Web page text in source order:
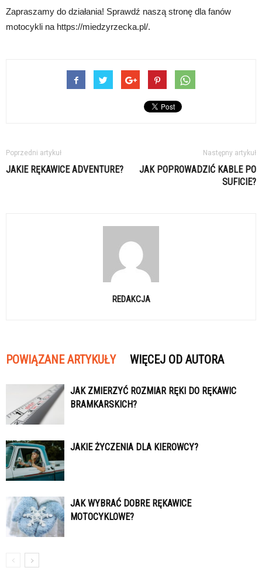
Zapraszamy do działania! Sprawdź naszą stronę dla fanów
motocykli na https://miedzyrzecka.pl/.
Poprzedni artykuł
JAKIE RĘKAWICE ADVENTURE?
Następny artykuł
JAK POPROWADZIĆ KABLE PO
SUFICIE?
REDAKCJA
POWIĄZANE ARTYKUŁY WIĘCEJ OD AUTORA
JAK ZMIERZYĆ ROZMIAR RĘKI DO RĘKAWIC
BRAMKARSKICH?
JAKIE ŻYCZENIA DLA KIEROWCY?
JAK WYBRAĆ DOBRE RĘKAWICE
MOTOCYKLOWE?